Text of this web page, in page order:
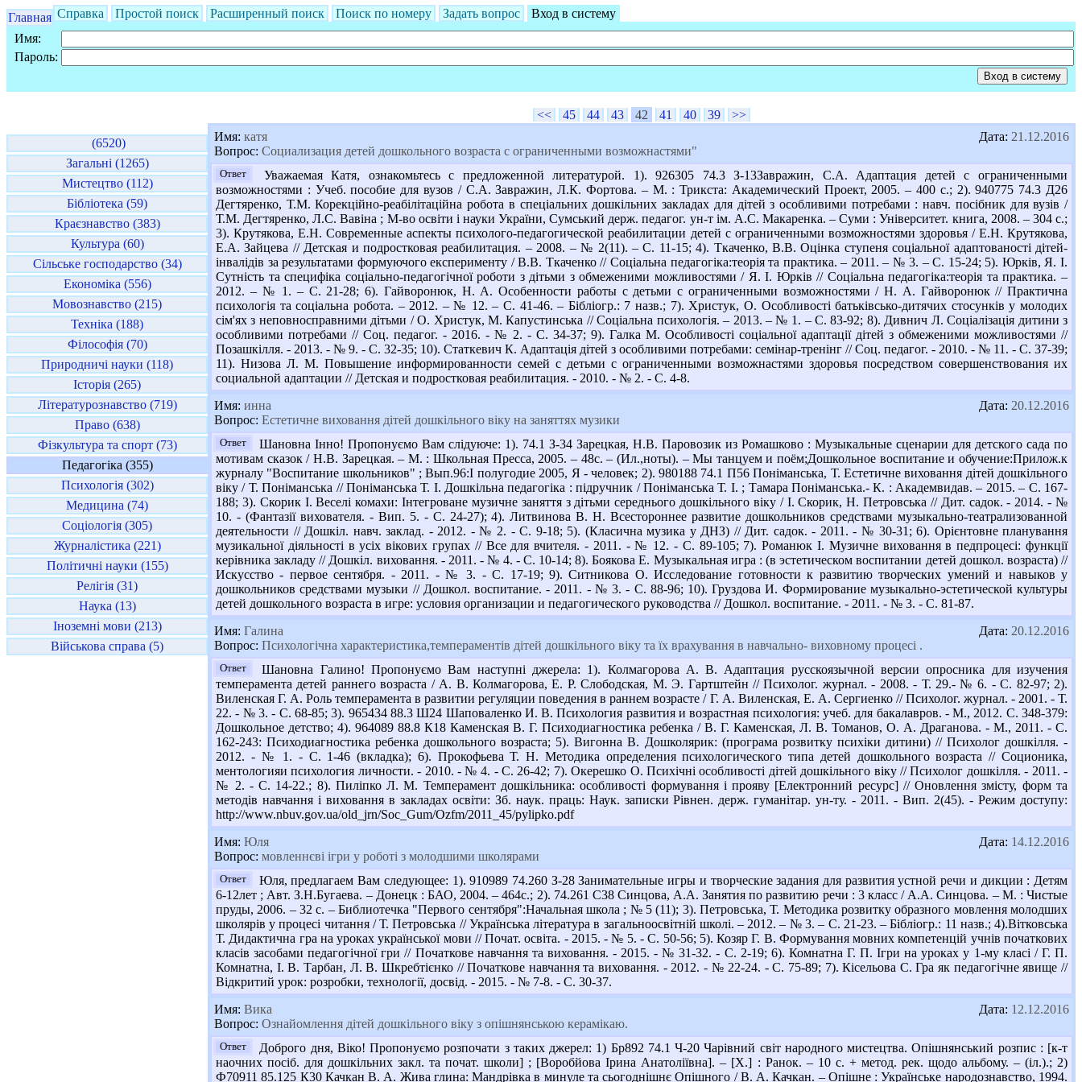
Главная Справка Простой поиск Расширенный поиск Поиск по номеру Задать вопрос
Вход в систему
Имя:
Пароль:
(6520)
Загальні (1265)
Мистецтво (112)
Бібліотека (59)
Краєзнавство (383)
Культура (60)
Сільське господарство (34)
Економіка (556)
Мовознавство (215)
Техніка (188)
Філософія (70)
Природничі науки (118)
Історія (265)
Літературознавство (719)
Право (638)
Фізкультура та спорт (73)
Педагогіка (355)
Психологія (302)
Медицина (74)
Соціологія (305)
Журналістика (221)
Політичні науки (155)
Релігія (31)
Наука (13)
Іноземні мови (213)
Військова справа (5)
<< 45 44 43 42 41 40 39
>>
Дата: 21.12.2016
Имя: катя
Вопрос: Социализация детей дошкольного возраста с ограниченными возможнастями"
Ответ
Уважаемая Катя, ознакомьтесь с предложенной литературой. 1). 926305 74.3 З-13Завражин, С.А. Адаптация детей с ограниченными
возможностями : Учеб. пособие для вузов / С.А. Завражин, Л.К. Фортова. – М. : Трикста: Академический Проект, 2005. – 400 с.; 2). 940775 74.3 Д26
Дегтяренко, Т.М. Корекційно-реабілітаційна робота в спеціальних дошкільних закладах для дітей з особливими потребами : навч. посібник для вузів /
Т.М. Дегтяренко, Л.С. Вавіна ; М-во освіти і науки України, Сумський держ. педагог. ун-т ім. А.С. Макаренка. – Суми : Університет. книга, 2008. – 304 с.;
3). Крутякова, Е.Н. Современные аспекты психолого-педагогической реабилитации детей с ограниченными возможностями здоровья / Е.Н. Крутякова,
Е.А. Зайцева // Детская и подростковая реабилитация. – 2008. – № 2(11). – С. 11-15; 4). Ткаченко, В.В. Оцінка ступеня соціальної адаптованості дітей-
інвалідів за результатами формуючого експерименту / В.В. Ткаченко // Соціальна педагогіка:теорія та практика. – 2011. – № 3. – С. 15-24; 5). Юрків, Я. І.
Сутність та специфіка соціально-педагогічної роботи з дітьми з обмеженими можливостями / Я. І. Юрків // Соціальна педагогіка:теорія та практика. –
2012. – № 1. – С. 21-28; 6). Гайворонюк, Н. А. Особенности работы с детьми с ограниченными возможностями / Н. А. Гайворонюк // Практична
психологія та соціальна робота. – 2012. – № 12. – С. 41-46. – Бібліогр.: 7 назв.; 7). Христук, О. Особливості батьківсько-дитячих стосунків у молодих
сім'ях з неповносправними дітьми / О. Христук, М. Капустинська // Соціальна психологія. – 2013. – № 1. – С. 83-92; 8). Дивнич Л. Соціалізація дитини з
особливими потребами // Соц. педагог. - 2016. - № 2. - С. 34-37; 9). Галка М. Особливості соціальної адаптації дітей з обмеженими можливостями //
Позашкілля. - 2013. - № 9. - С. 32-35; 10). Статкевич К. Адаптація дітей з особливими потребами: семінар-тренінг // Соц. педагог. - 2010. - № 11. - С. 37-39;
11). Низова Л. М. Повышение информированности семей с детьми с ограниченными возможнастями здоровья посредством совершенствования их
социальной адаптации // Детская и подростковая реабилитация. - 2010. - № 2. - С. 4-8.
Дата: 20.12.2016
Имя: инна
Вопрос: Естетичне виховання дiтей дошкiльного вiку на заняттях музики
Ответ
Шановна Інно! Пропонуємо Вам слідуюче: 1). 74.1 З-34 Зарецкая, Н.В. Паровозик из Ромашково : Музыкальные сценарии для детского сада по
мотивам сказок / Н.В. Зарецкая. – М. : Школьная Пресса, 2005. – 48с. – (Ил.,ноты). – Мы танцуем и поём;Дошкольное воспитание и обучение:Прилож.к
журналу "Воспитание школьников" ; Вып.96:I полугодие 2005, Я - человек; 2). 980188 74.1 П56 Поніманська, Т. Естетичне виховання дітей дошкільного
віку / Т. Поніманська // Поніманська Т. І. Дошкільна педагогіка : підручник / Поніманська Т. І. ; Тамара Поніманська.- К. : Академвидав. – 2015. – С. 167-
188; 3). Скорик І. Веселі комахи: Інтегроване музичне заняття з дітьми середнього дошкільного віку / І. Скорик, Н. Петровська // Дит. садок. - 2014. - №
10. - (Фантазії вихователя. - Вип. 5. - С. 24-27); 4). Литвинова В. Н. Всестороннее развитие дошкольников средствами музыкально-театрализованной
деятельности // Дошкіл. навч. заклад. - 2012. - № 2. - С. 9-18; 5). (Класична музика у ДНЗ) // Дит. садок. - 2011. - № 30-31; 6). Орієнтовне планування
музикальної діяльності в усіх вікових групах // Все для вчителя. - 2011. - № 12. - С. 89-105; 7). Романюк І. Музичне виховання в педпроцесі: функції
керівника закладу // Дошкіл. виховання. - 2011. - № 4. - С. 10-14; 8). Боякова Е. Музыкальная игра : (в эстетическом воспитании детей дошкол. возраста) //
Искусство - первое сентября. - 2011. - № 3. - С. 17-19; 9). Ситникова О. Исследование готовности к развитию творческих умений и навыков у
дошкольников средствами музыки // Дошкол. воспитание. - 2011. - № 3. - С. 88-96; 10). Груздова И. Формирование музыкально-эстетической культуры
детей дошкольного возраста в игре: условия организации и педагогического руководства // Дошкол. воспитание. - 2011. - № 3. - С. 81-87.
Дата: 20.12.2016
Имя: Галина
Вопрос: Психологічна характеристика,темпераментів дітей дошкільного віку та їх врахування в навчально- виховному процесі .
Ответ
Шановна Галино! Пропонуємо Вам наступні джерела: 1). Колмагорова А. В. Адаптация русскоязычной версии опросника для изучения
темперамента детей раннего возраста / А. В. Колмагорова, Е. Р. Слободская, М. Э. Гартштейн // Психолог. журнал. - 2008. - Т. 29.- № 6. - С. 82-97; 2).
Виленская Г. А. Роль темперамента в развитии регуляции поведения в раннем возрасте / Г. А. Виленская, Е. А. Сергиенко // Психолог. журнал. - 2001. - Т.
22. - № 3. - С. 68-85; 3). 965434 88.3 Ш24 Шаповаленко И. В. Психология развития и возрастная психология: учеб. для бакалавров. - М., 2012. С. 348-379:
Дошкольное детство; 4). 964089 88.8 К18 Каменская В. Г. Психодиагностика ребенка / В. Г. Каменская, Л. В. Томанов, О. А. Драганова. - М., 2011. - С.
162-243: Психодиагностика ребенка дошкольного возраста; 5). Вигонна В. Дошколярик: (програма розвитку психіки дитини) // Психолог дошкілля. -
2012. - № 1. - С. 1-46 (вкладка); 6). Прокофьева Т. Н. Методика определения психологического типа детей дошкольного возраста // Соционика,
ментологияи психология личности. - 2010. - № 4. - С. 26-42; 7). Окерешко О. Психічні особливості дітей дошкільного віку // Психолог дошкілля. - 2011. -
№ 2. - С. 14-22.; 8). Пиліпко Л. М. Темперамент дошкільника: особливості формування і прояву [Електронний ресурс] // Оновлення змісту, форм та
методів навчання і виховання в закладах освіти: Зб. наук. праць: Наук. записки Рівнен. держ. гуманітар. ун-ту. - 2011. - Вип. 2(45). - Режим доступу:
http://www.nbuv.gov.ua/old_jrn/Soc_Gum/Ozfm/2011_45/pylipko.pdf
Дата: 14.12.2016
Имя: Юля
Вопрос: мовленнєві ігри у роботі з молодшими школярами
Ответ
Юля, предлагаем Вам следующее: 1). 910989 74.260 З-28 Занимательные игры и творческие задания для развития устной речи и дикции : Детям
6-12лет ; Авт. З.Н.Бугаева. – Донецк : БАО, 2004. – 464с.; 2). 74.261 С38 Синцова, А.А. Занятия по развитию речи : 3 класс / А.А. Синцова. – М. : Чистые
пруды, 2006. – 32 с. – Библиотечка "Первого сентября":Начальная школа ; № 5 (11); 3). Петровська, Т. Методика розвитку образного мовлення молодших
школярів у процесі читання / Т. Петровська // Українська література в загальноосвітній школі. – 2012. – № 3. – С. 21-23. – Бібліогр.: 11 назв.; 4).Вітковська
Т. Дидактична гра на уроках української мови // Почат. освіта. - 2015. - № 5. - С. 50-56; 5). Козяр Г. В. Формування мовних компетенцій учнів початкових
класів засобами педагогічної гри // Початкове навчання та виховання. - 2015. - № 31-32. - С. 2-19; 6). Комнатна Г. П. Ігри на уроках у 1-му класі / Г. П.
Комнатна, І. В. Тарбан, Л. В. Шкребтієнко // Початкове навчання та виховання. - 2012. - № 22-24. - С. 75-89; 7). Кісельова С. Гра як педагогічне явище //
Відкритий урок: розробки, технології, досвід. - 2015. - № 7-8. - С. 30-37.
Дата: 12.12.2016
Имя: Вика
Вопрос: Ознайомлення дітей дошкільного віку з опішнянською керамікаю.
Ответ
Доброго дня, Віко! Пропонуємо розпочати з таких джерел: 1) Бр892 74.1 Ч-20 Чарівний світ народного мистецтва. Опішнянський розпис : [к-т
наочних посіб. для дошкільних закл. та почат. школи] ; [Воробйова Ірина Анатоліївна]. – [Х.] : Ранок. – 10 с. + метод. рек. щодо альбому. – (іл.).; 2)
Ф70911 85.125 К30 Качкан В. А. Жива глина: Мандрівка в минуле та сьогоднішнє Опішного / В. А. Качкан. – Опішне : Українське народознавство, 1994.